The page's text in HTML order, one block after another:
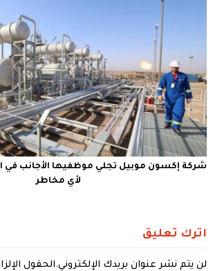
شركة إكسون موبيل تجلي موظفيها الأجانب في
لأي مخاطر
اترك تعليق
لن يتم نشر عنوان بريدك الإلكتروني.الحقول